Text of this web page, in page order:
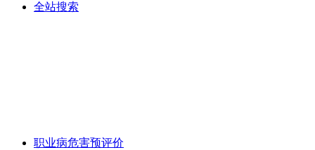
全站搜索
职业病危害预评价